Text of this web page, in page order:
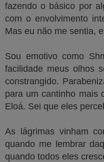
fazendo o básico por
com o envolvimento
Mas eu não me sentia,
Sou emotivo como
facilidade meus olhos
constrangido.
para um cantinho mais
Eloá. Sei que eles
As lágrimas vinham
quando me lembrar
quando todos eles